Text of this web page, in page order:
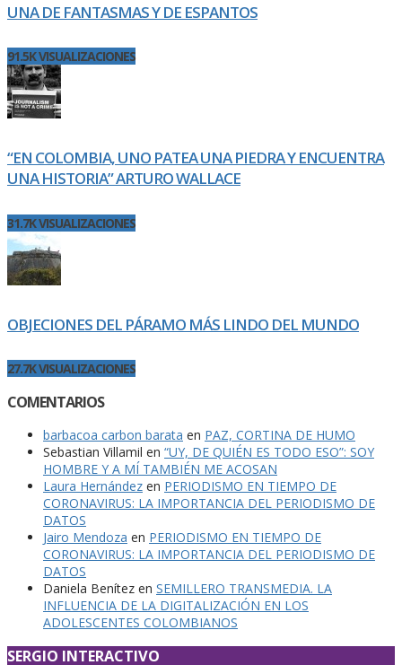
UNA DE FANTASMAS Y DE ESPANTOS
91.5K VISUALIZACIONES
“EN COLOMBIA, UNO PATEA UNA PIEDRA Y ENCUENTRA
UNA HISTORIA” ARTURO WALLACE
31.7K VISUALIZACIONES
OBJECIONES DEL PÁRAMO MÁS LINDO DEL MUNDO
27.7K VISUALIZACIONES
COMENTARIOS
barbacoa carbon barata en PAZ, CORTINA DE HUMO
Sebastian Villamil en “UY, DE QUIÉN ES TODO ESO”: SOY
HOMBRE Y A MÍ TAMBIÉN ME ACOSAN
Laura Hernández en PERIODISMO EN TIEMPO DE
CORONAVIRUS: LA IMPORTANCIA DEL PERIODISMO DE
DATOS
Jairo Mendoza en PERIODISMO EN TIEMPO DE
CORONAVIRUS: LA IMPORTANCIA DEL PERIODISMO DE
DATOS
Daniela Benítez en SEMILLERO TRANSMEDIA. LA
INFLUENCIA DE LA DIGITALIZACIÓN EN LOS
ADOLESCENTES COLOMBIANOS
SERGIO INTERACTIVO